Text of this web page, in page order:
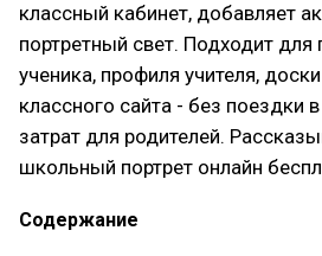
классный кабинет, добавляет
портретный свет. Подходит для
ученика, профиля учителя,
классного сайта - без поездки
затрат для родителей.
школьный портрет онлайн
Содержание